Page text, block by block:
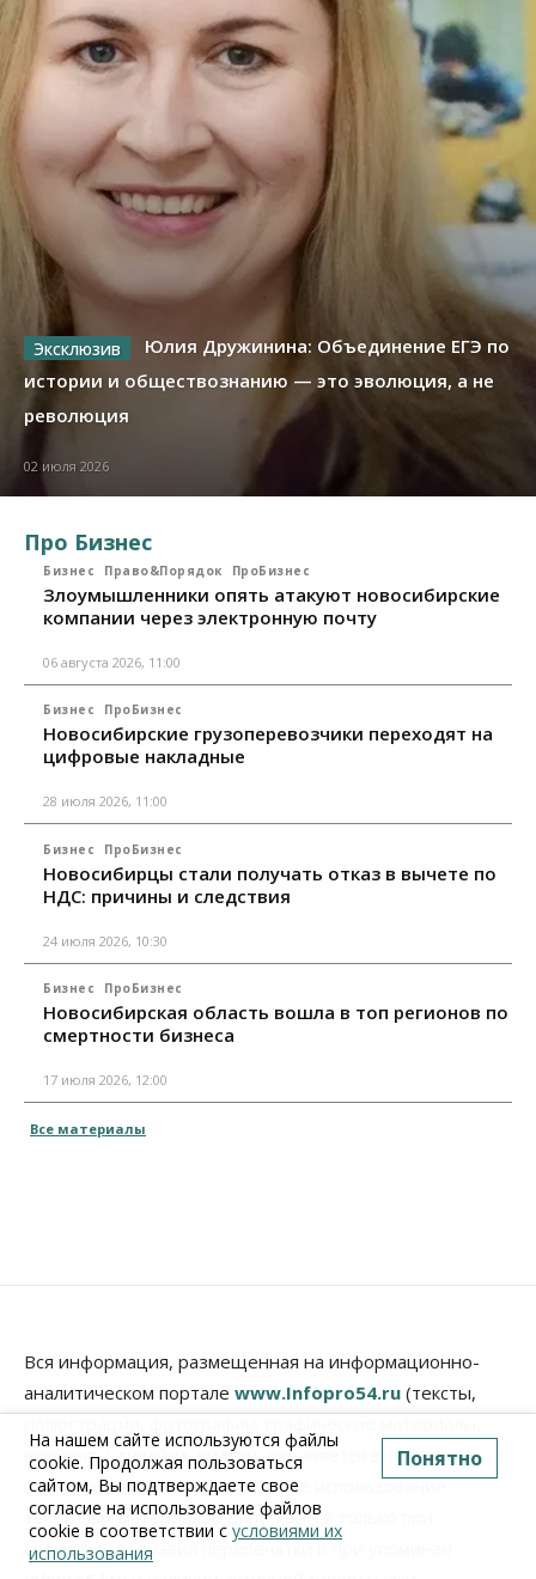
Юлия Дружинина: Объединение ЕГЭ по
истории и обществознанию — это эволюция, а не
революция
02 июля 2026
Про Бизнес
Бизнес Право&Порядок ПроБизнес
Злоумышленники опять атакуют новосибирские
компании через электронную почту
06 августа 2026, 11:00
Бизнес ПроБизнес
Новосибирские грузоперевозчики переходят на
цифровые накладные
28 июля 2026, 11:00
Бизнес ПроБизнес
Новосибирцы стали получать отказ в вычете по
НДС: причины и следствия
24 июля 2026, 10:30
Бизнес ПроБизнес
Новосибирская область вошла в топ регионов по
смертности бизнеса
17 июля 2026, 12:00
Все материалы
Вся информация, размещенная на информационно-
аналитическом портале www.Infopro54.ru (тексты,
элементы дизайна, видео), охраняется в соответствии
с законодательством РФ. Любое использование
текстовых материалов допускается только при
соблюдении правил перепечатки и при упоминании
На нашем сайте используются файлы
cookie. Продолжая пользоваться
сайтом, Вы подтверждаете свое
согласие на использование файлов
cookie в соответствии с условиями их
использования
Понятно